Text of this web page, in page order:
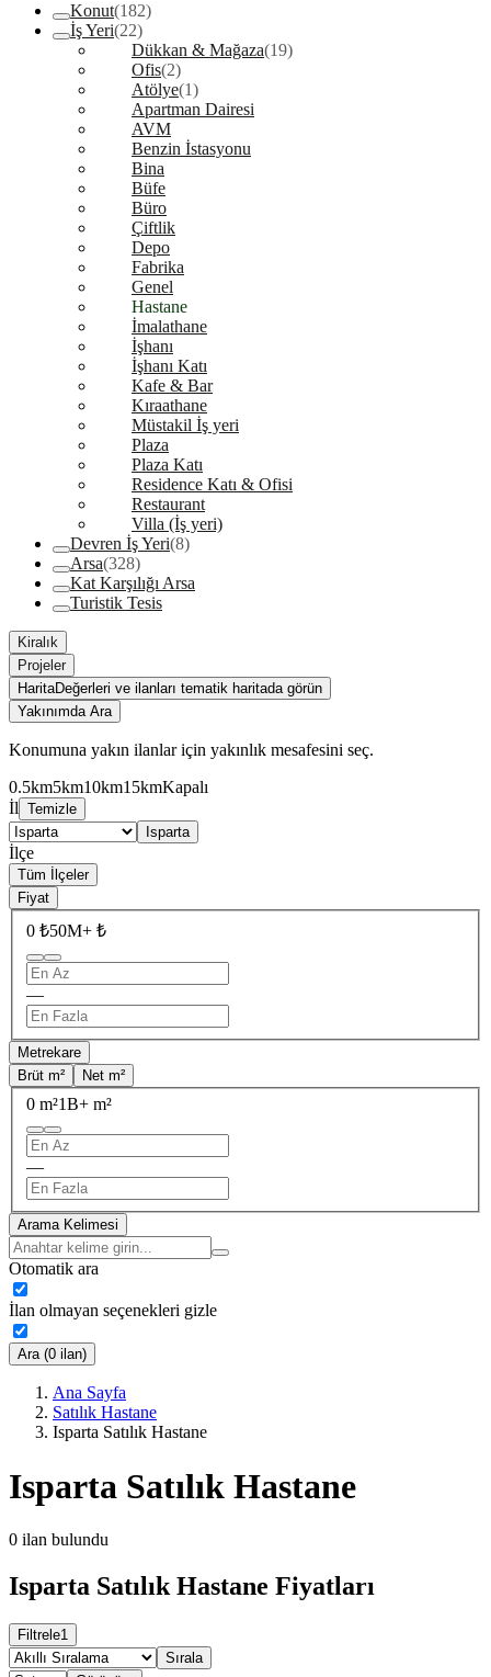
Konut(182)
İş Yeri(22)
Dükkan & Mağaza(19)
Ofis(2)
Atölye(1)
Apartman Dairesi
AVM
Benzin İstasyonu
Bina
Büfe
Büro
Çiftlik
Depo
Fabrika
Genel
Hastane
İmalathane
İşhanı
İşhanı Katı
Kafe & Bar
Kıraathane
Müstakil İş yeri
Plaza
Plaza Katı
Residence Katı & Ofisi
Restaurant
Villa (İş yeri)
Devren İş Yeri(8)
Arsa(328)
Kat Karşılığı Arsa
Turistik Tesis
Kiralık
Projeler
HaritaDeğerleri ve ilanları tematik haritada görün
Yakınımda Ara
Konumuna yakın ilanlar için yakınlık mesafesini seç.
0.5km5km10km15kmKapalı
İl Temizle
Isparta
İlçe
Tüm İlçeler
Fiyat
0 ₺50M+ ₺
—
Metrekare
Brüt m²
Net m²
0 m²1B+ m²
—
Arama Kelimesi
Otomatik ara
İlan olmayan seçenekleri gizle
Ara (0 ilan)
Ana Sayfa
Satılık Hastane
Isparta Satılık Hastane
Isparta Satılık Hastane
0 ilan bulundu
Isparta Satılık Hastane Fiyatları
Filtrele1
Sırala